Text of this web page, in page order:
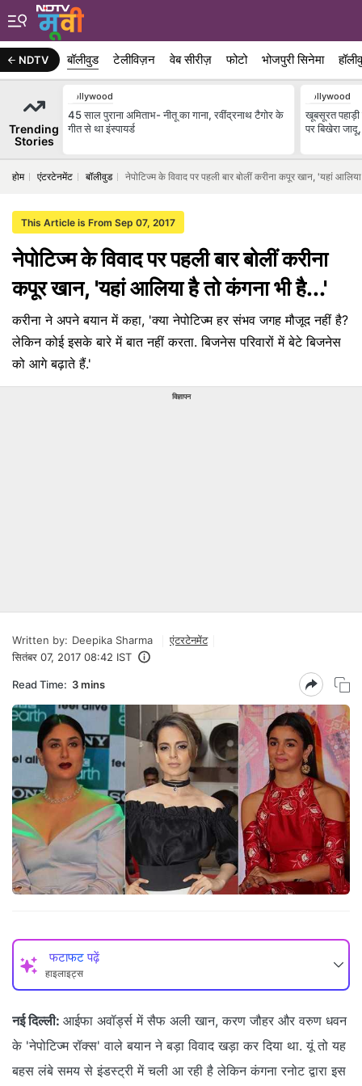
NDTV बॉलीवुड टेलीविज़न वेब सीरीज़ फोटो भोजपुरी सिनेमा
Trending
Stories
Bollywood
45 साल पुराना अमिताभ- नीतू का गाना, रवींद्रनाथ टैगोर के
गीत से था इंस्पायर्ड
Bollywood
खूबसूरत पहाड़ी
पर बिखेरा
होम एंटरटेनमेंट बॉलीवुड नेपोटिज्‍म के विवाद पर पहली बार बोलीं करीना कपूर खान, 'यहां
This Article is From Sep 07, 2017
नेपोटिज्‍म के विवाद पर पहली बार बोलीं करीना
कपूर खान, 'यहां आलिया है तो कंगना भी है...'
करीना ने अपने बयान में कहा, 'क्‍या नेपोटिज्‍म हर संभव जगह मौजूद नहीं है?
लेकिन कोई इसके बारे में बात नहीं करता. बिजनेस परिवारों में बेटे बिजनेस
को आगे बढ़ाते हैं.'
विज्ञापन
Written by: Deepika Sharma
एंटरटेनमेंट
सितंबर 07, 2017 08:42 IST
Read Time: 3 mins
फटाफट पढ़ें
हाइलाइट्स
नई दिल्‍ली: आईफा अवॉर्ड्स में सैफ अली खान, करण जौहर और वरुण धवन
के 'नेपोटिज्‍म रॉक्‍स' वाले बयान ने बड़ा विवाद खड़ा कर दिया था. यूं तो यह
बहस लंबे समय से इंडस्‍ट्री में चली आ रही है लेकिन कंगना रनोट द्वारा इस